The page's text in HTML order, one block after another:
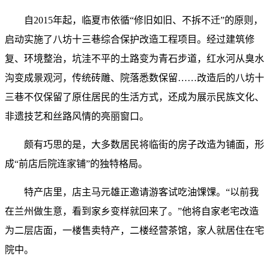
自2015年起，临夏市依循“修旧如旧、不拆不迁”的原则，
启动实施了八坊十三巷综合保护改造工程项目。经过建筑修
复、环境整治，坑洼不平的土路变为青石步道，红水河从臭水
沟变成景观河，传统砖雕、院落悉数保留……改造后的八坊十
三巷不仅保留了原住居民的生活方式，还成为展示民族文化、
非遗技艺和丝路风情的亮丽窗口。
颇有巧思的是，大多数居民将临街的房子改造为铺面，形
成“前店后院连家铺”的独特格局。
特产店里，店主马元雄正邀请游客试吃油馃馃。“以前我
在兰州做生意，看到家乡变样就回来了。”他将自家老宅改造
为二层店面，一楼售卖特产，二楼经营茶馆，家人就居住在宅
院中。